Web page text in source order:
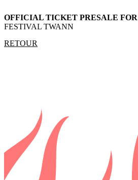
OFFICIAL TICKET PRESALE FOR
FESTIVAL TWANN
RETOUR